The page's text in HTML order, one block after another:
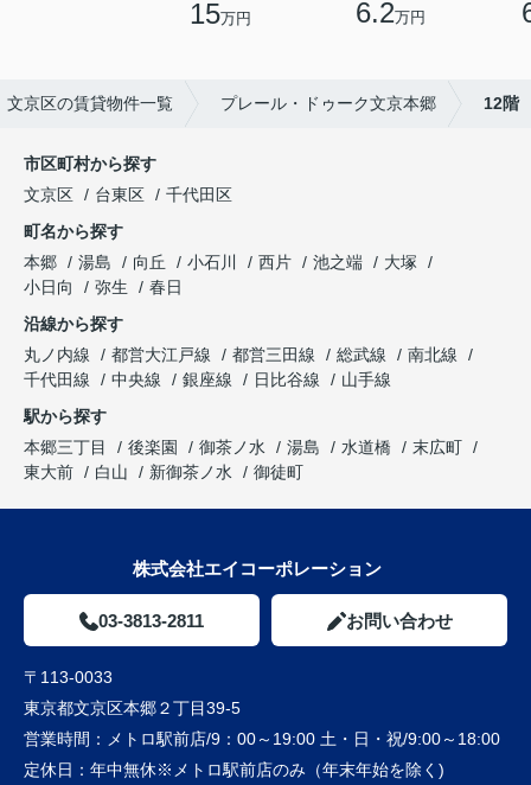
15万円 6.2万円
文京区の賃貸物件一覧 プレール・ドゥーク文京本郷 12階
市区町村から探す
文京区
台東区
千代田区
町名から探す
本郷
湯島 向丘 小石川 西片 池之端
大塚
小日向
弥生
春日
沿線から探す
丸ノ内線
都営大江戸線 都営三田線 総武線
南北線
千代田線
中央線 銀座線 日比谷線
山手線
駅から探す
本郷三丁目
後楽園 御茶ノ水 湯島 水道橋
末広町
東大前
白山 新御茶ノ水 御徒町
株式会社エイコーポレーション
03-3813-2811 お問い合わせ
〒113-0033
東京都文京区本郷２丁目39-5
営業時間：
メトロ駅前店/9：00～19:00 土・日・祝/9:00～18:00
定休日： 年中無休※メトロ駅前店のみ（年末年始を除く)